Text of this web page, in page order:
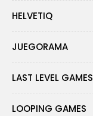
HELVETIQ
JUEGORAMA
LAST LEVEL GAMES
LOOPING GAMES